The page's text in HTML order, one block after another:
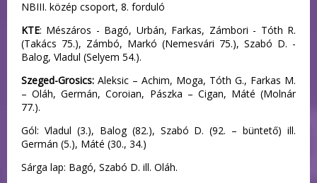
NBIII. közép csoport, 8. forduló
KTE: Mészáros - Bagó, Urbán, Farkas, Zámbori - Tóth R.
(Takács 75.), Zámbó, Markó (Nemesvári 75.), Szabó D. -
Balog, Vladul (Selyem 54.).
Szeged-Grosics: Aleksic – Achim, Moga, Tóth G., Farkas M.
– Oláh, Germán, Coroian, Pászka – Cigan, Máté (Molnár
77.).
Gól: Vladul (3.), Balog (82.), Szabó D. (92. – büntető) ill.
Germán (5.), Máté (30., 34.)
Sárga lap: Bagó, Szabó D. ill. Oláh.